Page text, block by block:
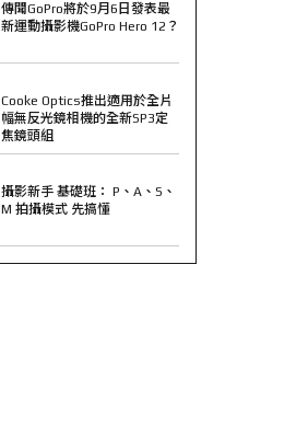
傳聞GoPro將於9月6日發表最
新運動攝影機GoPro Hero 12？
Cooke Optics推出適用於全片
幅無反光鏡相機的全新SP3定
焦鏡頭組
攝影新手 基礎班： P、A、S、
M 拍攝模式 先搞懂